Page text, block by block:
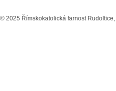
© 2025 Římskokatolická farnost Rudoltice,